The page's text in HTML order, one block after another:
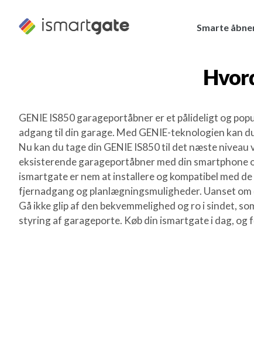
indhold
Smarte
GENIE IS850 garageportåbner er et pålideligt og
adgang til din garage. Med GENIE-teknologien kan
Nu kan du tage din GENIE IS850 til det næste
eksisterende garageportåbner med din smartphone
ismartgate er nem at installere og kompatibel med
fjernadgang og planlægningsmuligheder. Uanset
Gå ikke glip af den bekvemmelighed og ro i sindet,
styring af garageporte. Køb din ismartgate i dag,